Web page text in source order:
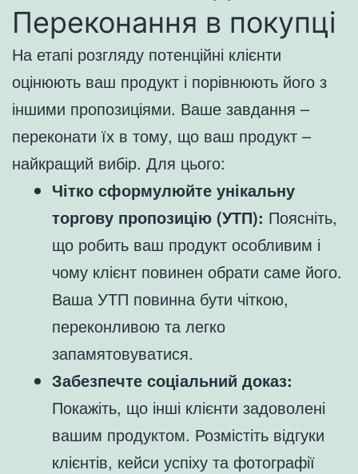
Переконання в покупці
На етапі розгляду потенційні клієнти
оцінюють ваш продукт і порівнюють його з
іншими пропозиціями. Ваше завдання –
переконати їх в тому, що ваш продукт –
найкращий вибір. Для цього:
Чітко сформулюйте унікальну
торгову пропозицію (УТП): Поясніть,
що робить ваш продукт особливим і
чому клієнт повинен обрати саме його.
Ваша УТП повинна бути чіткою,
переконливою та легко
запамятовуватися.
Забезпечте соціальний доказ:
Покажіть, що інші клієнти задоволені
вашим продуктом. Розмістіть відгуки
клієнтів, кейси успіху та фотографії